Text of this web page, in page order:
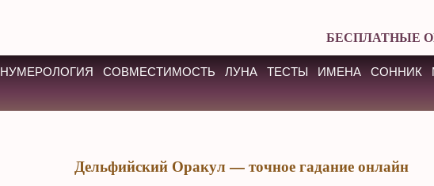
БЕСПЛАТНЫЕ
НУМЕРОЛОГИЯ СОВМЕСТИМОСТЬ ЛУНА ТЕСТЫ ИМЕНА СОННИК
Дельфийский Оракул — точное гадание онлайн